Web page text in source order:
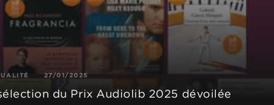
27/01/2025
du Prix Audiolib 2025 dévoilée